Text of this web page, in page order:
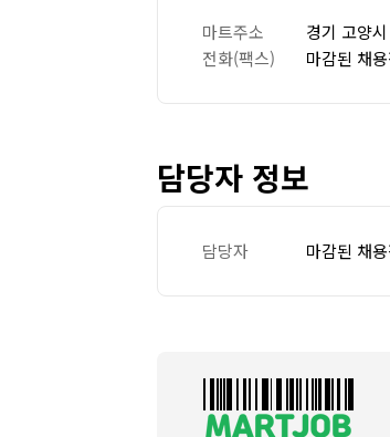
마트주소 경기 고양
전화(팩스)
마감된 채
담당자 정보
담당자 마감된 채